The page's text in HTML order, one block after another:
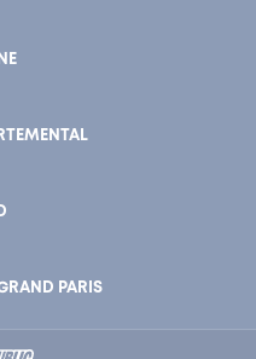
PARIS
Mon compte